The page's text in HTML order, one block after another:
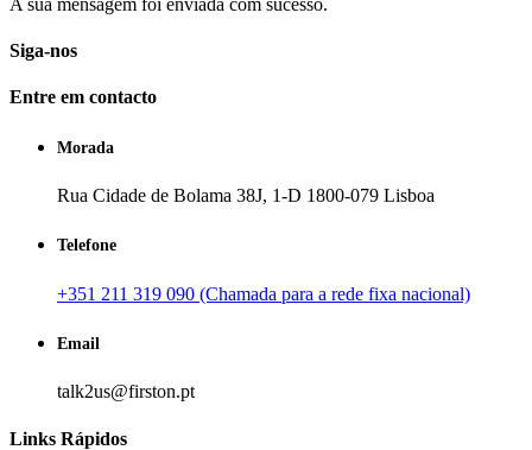
Siga-nos
Entre em contacto
Morada
Rua Cidade de Bolama 38J, 1-D 1800-079 Lisboa
Telefone
+351 211 319 090 (Chamada para a rede fixa nacional)
Email
talk2us@firston.pt
Links Rápidos